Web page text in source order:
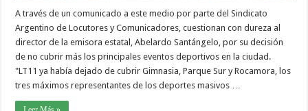
A través de un comunicado a este medio por parte del Sindicato
Argentino de Locutores y Comunicadores, cuestionan con dureza al
director de la emisora estatal, Abelardo Santángelo, por su decisión
de no cubrir más los principales eventos deportivos en la ciudad.
"LT11 ya había dejado de cubrir Gimnasia, Parque Sur y Rocamora, los
tres máximos representantes de los deportes masivos …